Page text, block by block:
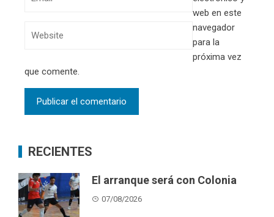
web en este
navegador
para la
próxima vez
que comente.
RECIENTES
El arranque será con Colonia
07/08/2026